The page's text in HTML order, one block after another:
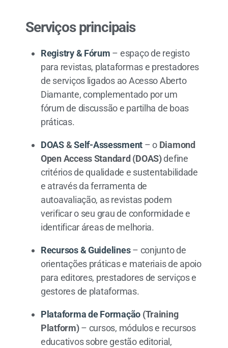
Serviços principais
Registry & Fórum – espaço de registo
para revistas, plataformas e prestadores
de serviços ligados ao Acesso Aberto
Diamante, complementado por um
fórum de discussão e partilha de boas
práticas.
DOAS&Self-Assessment – o Diamond
Open Access Standard (DOAS)define
critérios de qualidade e sustentabilidade
e através da ferramenta de
autoavaliação, as revistas podem
verificar o seu grau de conformidade e
identificar áreas de melhoria.
Recursos & Guidelines– conjunto de
orientações práticas e materiais de apoio
para editores, prestadores de serviços e
gestores de plataformas.
Plataforma de Formação (Training
Platform)– cursos, módulos e recursos
educativos sobre gestão editorial,